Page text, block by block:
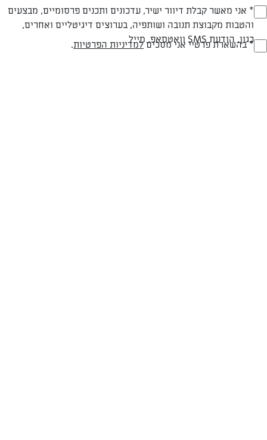
פשטידת פסטה ובזיליקום
Opt_In
(חובה)
* אני מאשר קבלת דיוור ישיר, עדכונים ותכנים פרסומיים, מבצעים
והטבות מקבוצת תנובה ושותפיה, בערוצים דיגיטליים ואחרים,
כגון, הודעת SMS וואטסאפ, מייל
RegulationsApproved
* בהשארת פרטיי אני מסכיםלמדיניות הפרטיות.